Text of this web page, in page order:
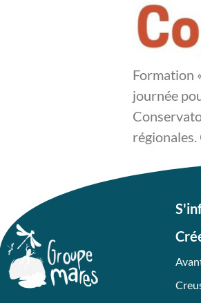
Formation
journée